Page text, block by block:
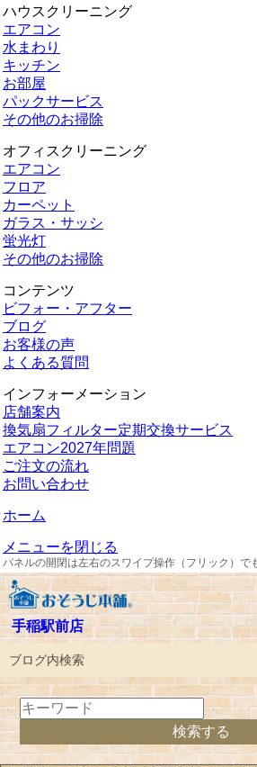
ハウスクリーニング
エアコン
水まわり
キッチン
お部屋
パックサービス
その他のお掃除
オフィスクリーニング
エアコン
フロア
カーペット
ガラス・サッシ
蛍光灯
その他のお掃除
コンテンツ
ビフォー・アフター
ブログ
お客様の声
よくある質問
インフォーメーション
店舗案内
換気扇フィルター定期交換サービス
エアコン2027年問題
ご注文の流れ
お問い合わせ
ホーム
メニューを閉じる
パネルの開閉は左右のスワイプ操作（フリック）で
手稲駅前店
ブログ内検索